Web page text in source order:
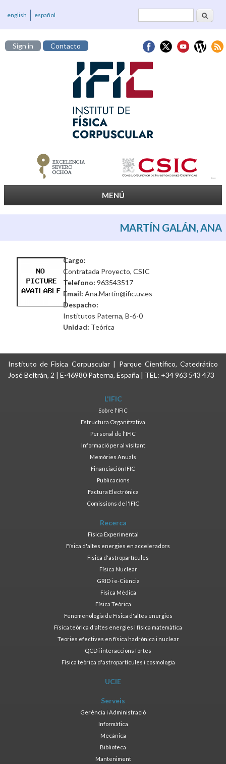
Formulari deCerca
english español
Sign in Contacto
MENÚ
MARTÍN GALÁN, ANA
Cargo:
Contratada Proyecto, CSIC
Telefono: 963543517
Email: Ana.Martin@ific.uv.es
Despacho:
Institutos Paterna, B-6-0
Unidad: Teórica
Instituto de Física Corpuscular | Parque Científico, Catedrático
José Beltrán, 2 | E-46980 Paterna, España | TEL: +34 963 543 473
L'IFIC
Sobre l'IFIC
Estructura Organitzativa
Personal de l'IFIC
Informació per al visitant
Memòries Anuals
Financiación IFIC
Publicacions
Factura Electrònica
Comissions de l'IFIC
Recerca
Física Experimental
Física d'altes energies en acceleradors
Física d'astropartícules
Física Nuclear
GRID i e-Ciència
Física Mèdica
Física Teòrica
Fenomenologia de Física d'altes energies
Física teòrica d'altes energies i física matemàtica
Teories efectives en física hadrònica i nuclear
QCD i interaccions fortes
Física teòrica d'astropartícules i cosmologia
UCIE
Serveis
Gerència i Administració
Informàtica
Mecànica
Biblioteca
Manteniment